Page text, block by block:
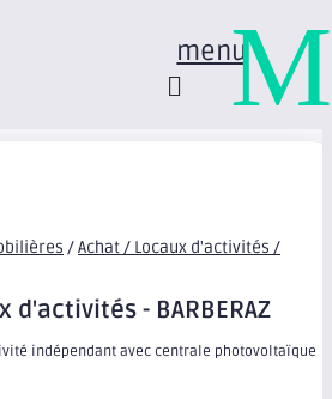
menu
/Achat / Locaux d'activités /
d'activités - BARBERAZ
indépendant avec centrale photovoltaïque 
M